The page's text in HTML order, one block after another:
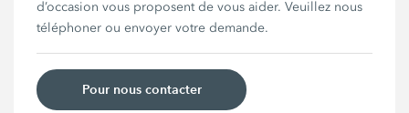
d’occasion vous proposent de vous aider. Veuillez nous
téléphoner ou envoyer votre demande.
Pour nous contacter